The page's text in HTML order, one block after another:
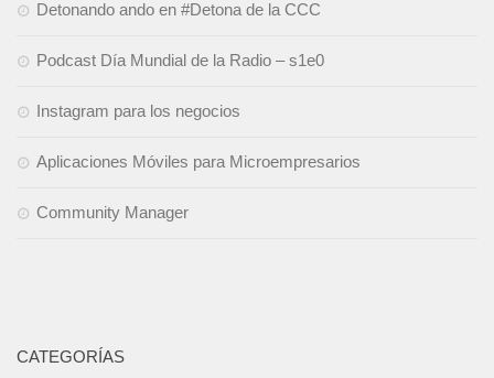
Detonando ando en #Detona de la CCC
Podcast Día Mundial de la Radio – s1e0
Instagram para los negocios
Aplicaciones Móviles para Microempresarios
Community Manager
CATEGORÍAS